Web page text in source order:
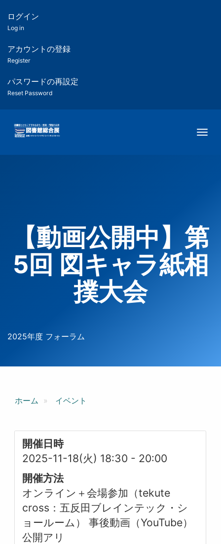
ツ
匿
名
ユ
ー
ー
用
メ
ログイン
Log in
アカウントの登録
Register
パスワードの再設定
Reset Password
【動画公開中】第
5回 図キャラ紙相
撲大会
2025年度 フォーラム
ホーム イベント
開催日時
2025-11-18(火) 18:30 - 20:00
開催方法
オンライン＋会場参加（tekute
cross：五反田ブレインテック・シ
ョールーム） 事後動画（YouTube）
公開アリ